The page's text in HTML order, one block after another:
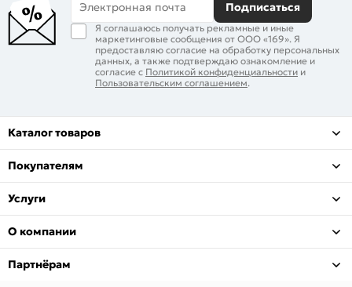
Электронная почта Подписаться
Я соглашаюсь получать рекламные и иные
маркетинговые сообщения от ООО «169». Я
предоставляю согласие на обработку персональных
данных, а также подтверждаю ознакомление и
согласие с Политикой конфиденциальности и
Пользовательским соглашением.
Каталог товаров
Покупателям
Услуги
О компании
Партнёрам